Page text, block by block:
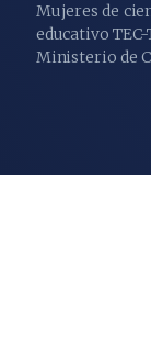
Mujeres de
educativo
Ministerio de